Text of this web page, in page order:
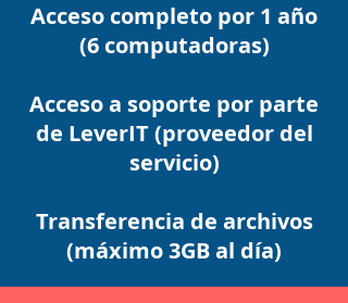
Acceso completo por 1 año
(6 computadoras)
Acceso a soporte por parte
de LeverIT (proveedor del
servicio)
Transferencia de archivos
(máximo 3GB al día)